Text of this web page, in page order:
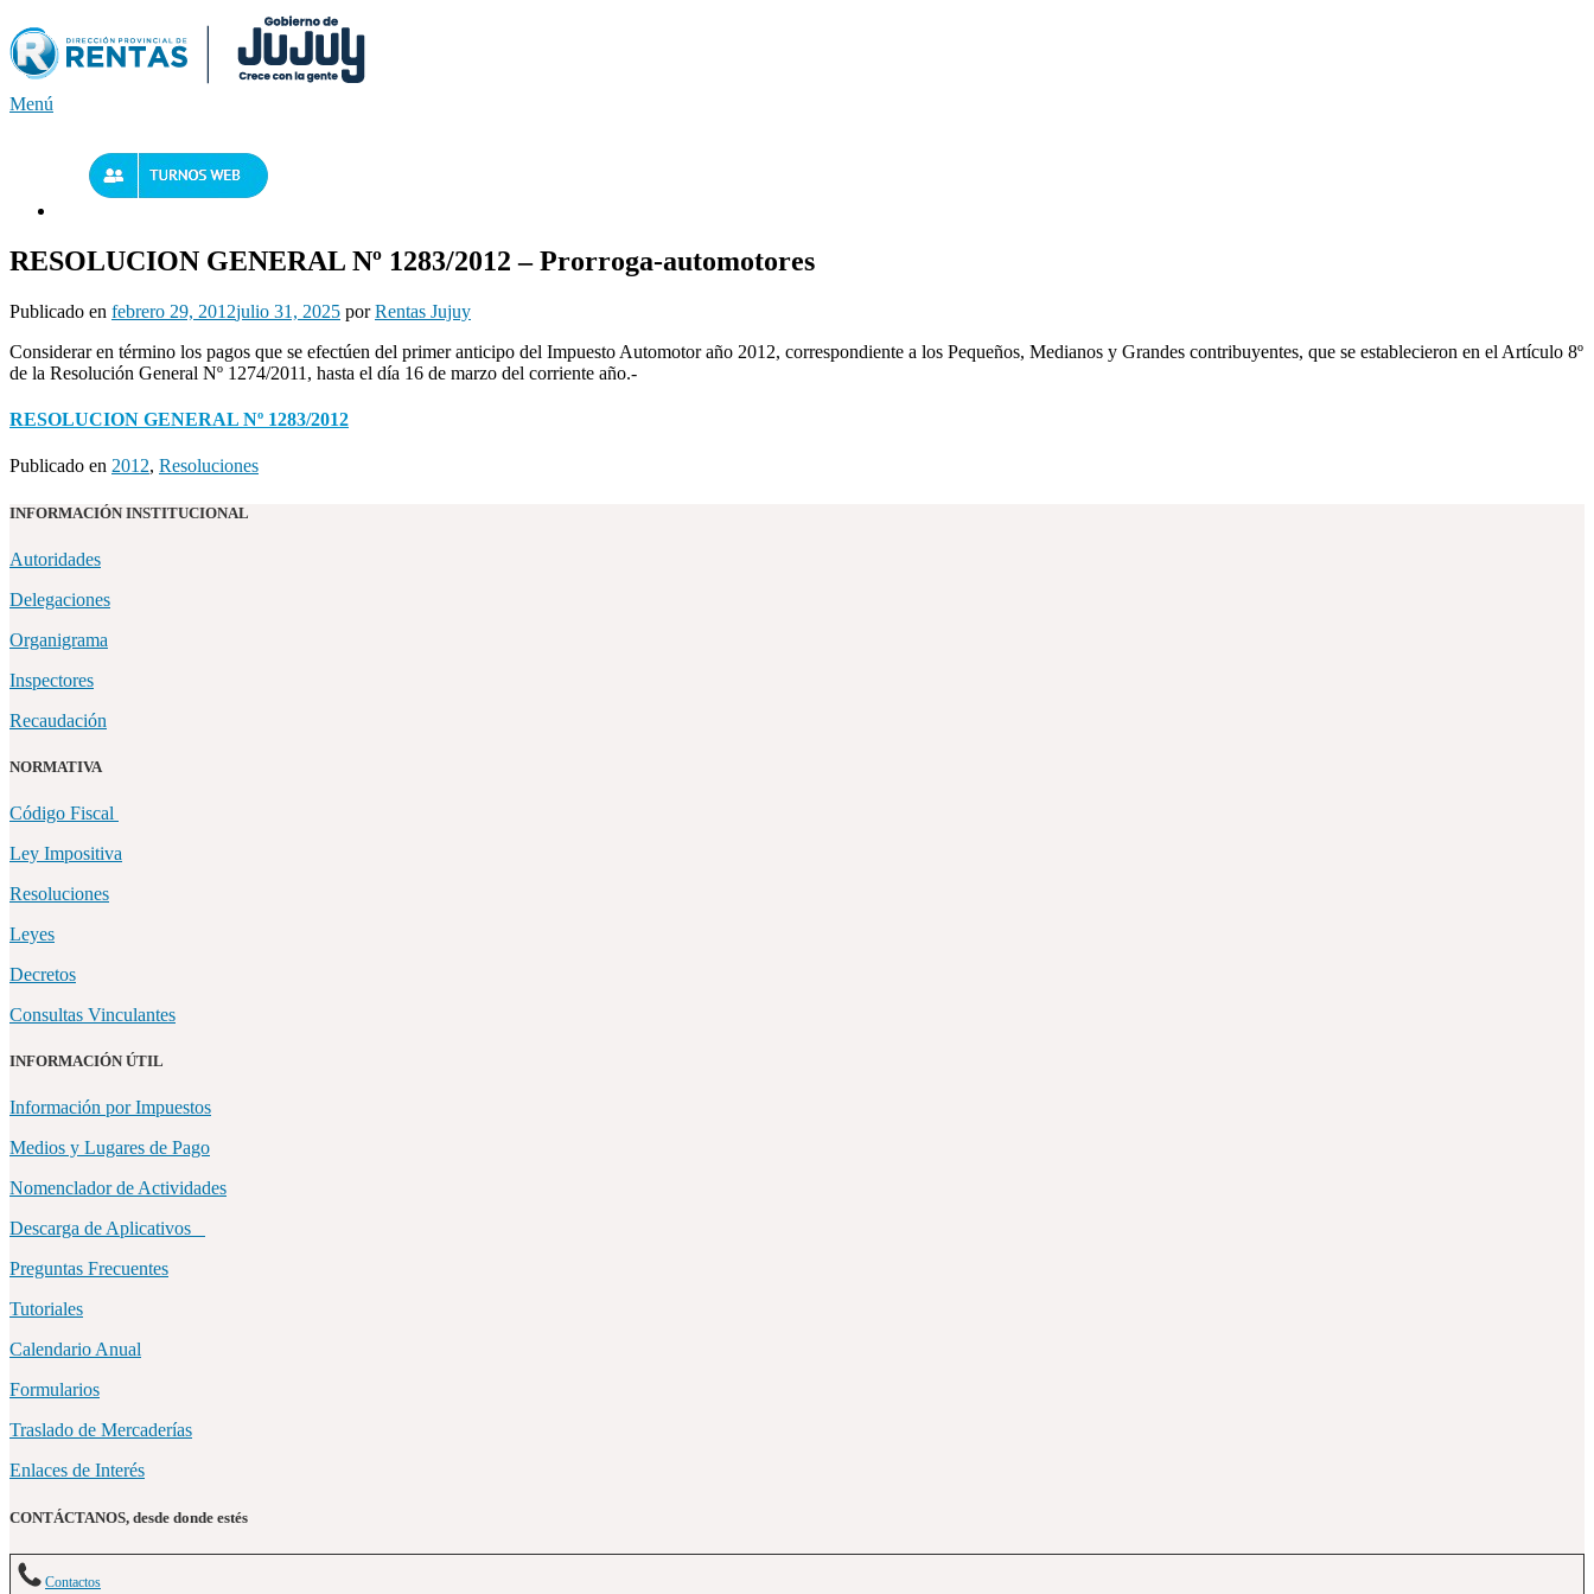
al
contenido
Menú
RESOLUCION GENERAL Nº 1283/2012 – Prorroga-automotores
Publicado en febrero 29, 2012julio 31, 2025 porRentas Jujuy
Considerar en término los pagos que se efectúen del primer anticipo del Impuesto Automotor año 2012, correspondiente a los Pequeños, Medianos y Grandes contribuyentes, que se establecieron en el Artículo 8º
de la Resolución General Nº 1274/2011, hasta el día 16 de marzo del corriente año.-
RESOLUCION GENERAL Nº 1283/2012
Publicado en 2012, Resoluciones
INFORMACIÓN INSTITUCIONAL
Autoridades
Delegaciones
Organigrama
Inspectores
Recaudación
NORMATIVA
Código Fiscal
Ley Impositiva
Resoluciones
Leyes
Decretos
Consultas Vinculantes
INFORMACIÓN ÚTIL
Información por Impuestos
Medios y Lugares de Pago
Nomenclador de Actividades
Descarga de Aplicativos
Preguntas Frecuentes
Tutoriales
Calendario Anual
Formularios
Traslado de Mercaderías
Enlaces de Interés
CONTÁCTANOS, desde donde estés
Contactos